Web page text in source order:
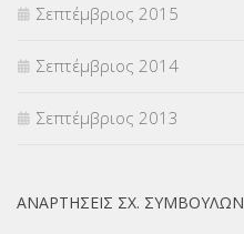
Σεπτέμβριος 2015
Σεπτέμβριος 2014
Σεπτέμβριος 2013
ΑΝΑΡΤΉΣΕΙΣ ΣΧ. ΣΥΜΒΟΎΛΩΝ